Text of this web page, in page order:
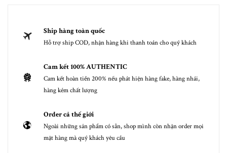
Ship hàng toàn quốc
Hỗ trợ ship COD, nhận hàng khi thanh toán cho quý khách
Cam kết 100% AUTHENTIC
Cam kết hoàn tiền 200% nếu phát hiện hàng fake, hàng nhái,
hàng kém chất lượng
Order cả thế giới
Ngoài những sản phẩm có sẵn, shop mình còn nhận order mọi
mặt hàng mà quý khách yêu cầu